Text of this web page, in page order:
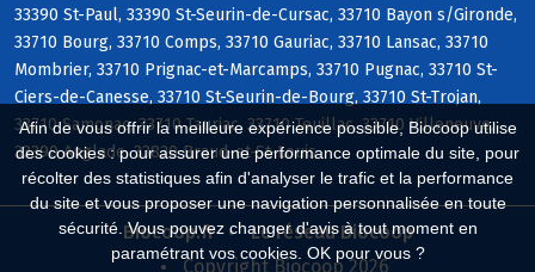
Afin de vous offrir la meilleure expérience possible, Biocoop utilise
des cookies : pour assurer une performance optimale du site, pour
récolter des statistiques afin d'analyser le trafic et la performance
du site et vous proposer une navigation personnalisée en toute
sécurité. Vous pouvez changer d'avis à tout moment en
paramétrant vos cookies. OK pour vous ?
33390 St-Paul, 33390 St-Seurin-de-Cursac, 33710 Bayon s/Gironde,
33710 Bourg, 33710 Comps, 33710 Gauriac, 33710 Lansac, 33710
Mombrier, 33710 Prignac-et-Marcamps, 33710 Pugnac, 33710 St-
Ciers-de-Canesse, 33710 St-Seurin-de-Bourg, 33710 St-Trojan,
33710 Samonac, 33710 Tauriac, 33710 Teuillac, 33710 Villeneuve,
33390 Anglade, 33820 Braud-et-St-Louis
Biocoop.fr
Le réseau Biocoop
Copyright Biocoop 2026